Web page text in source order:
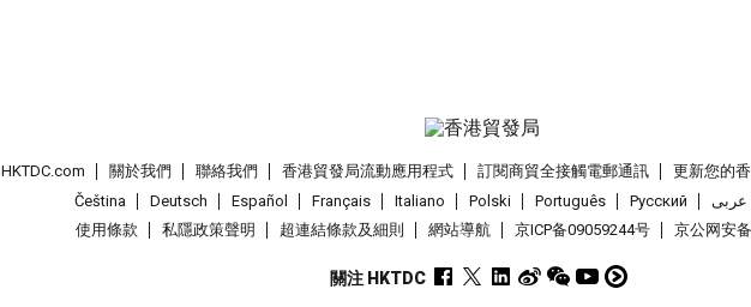
HKTDC.com 關於我們 聯絡我們 香港貿發局流動應用程式 訂閱商貿全接觸電郵通訊 更新您的
Čeština
Deutsch Español Français Italiano Polski Português Pусский عربى
使用條款
私隱政策聲明 超連結條款及細則 網站導航 京ICP备09059244号 京公网安
關注 HKTDC